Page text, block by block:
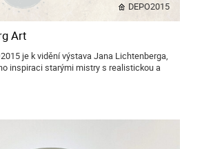
DEPO2015
Art
je k vidění výstava Jana Lichtenberga,
inspiraci starými mistry s realistickou a